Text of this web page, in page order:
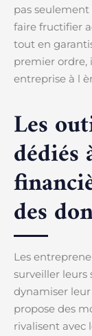
pas
faire fructifier
tout en
premier ordre,
entreprise à l
Les
des
Les
surveiller leurs
dynamiser
propose des
rivalisent avec